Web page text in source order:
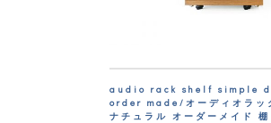
audio rack shelf simple
order made/オーディオラッ
ナチュラル オーダーメイド